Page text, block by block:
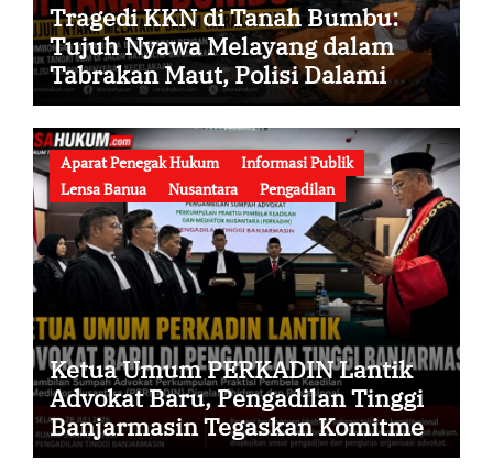
Tragedi KKN di Tanah Bumbu:
Tujuh Nyawa Melayang dalam
Tabrakan Maut, Polisi Dalami
Seluruh Faktor Penyebab
Kecelakaan
Aparat Penegak Hukum
Informasi Publik
Lensa Banua
Nusantara Pengadilan
Ketua Umum PERKADIN Lantik
Advokat Baru, Pengadilan Tinggi
Banjarmasin Tegaskan Komitmen
Menjaga Martabat Profesi Advokat